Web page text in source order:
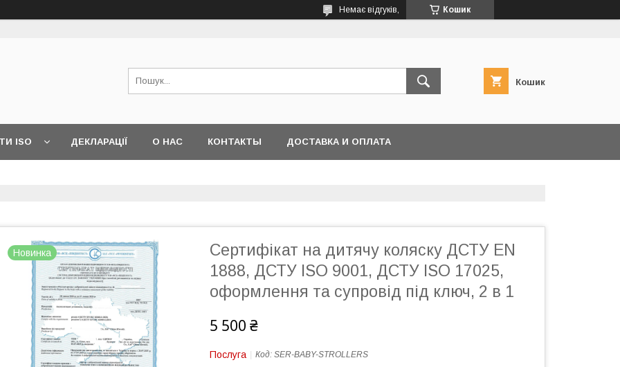
Кошик
Немає відгуків,
Кошик
ISO ДЕКЛАРАЦІЇ О НАС КОНТАКТЫ ДОСТАВКА И ОПЛАТА
Новинка
Сертифікат на дитячу коляску ДСТУ EN
1888, ДСТУ ISO 9001, ДСТУ ISO 17025,
оформлення та супровід під ключ, 2 в 1
5 500 ₴
Послуга Код: SER-BABY-STROLLERS